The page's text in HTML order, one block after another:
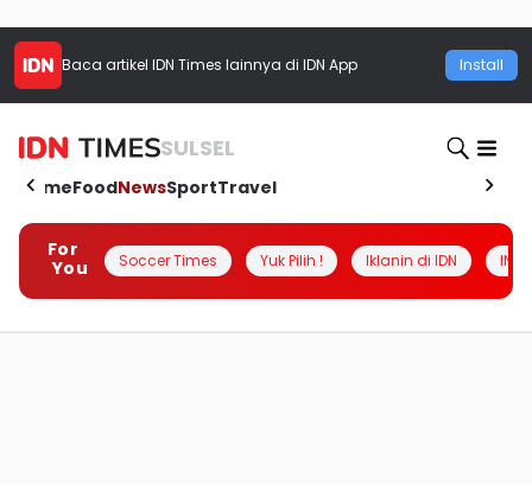
Baca artikel IDN Times lainnya di IDN App Install
SULSEL
HomeFoodNewsSportTravel
For
You
Soccer Times Yuk Pilih ! Iklanin di IDN